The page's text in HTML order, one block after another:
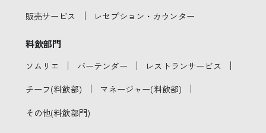
販売サービス ｜ レセプション・カウンター
料飲部門
ソムリエ ｜ バーテンダー ｜ レストランサービス ｜
チーフ(料飲部) ｜ マネージャー(料飲部) ｜
その他(料飲部門)